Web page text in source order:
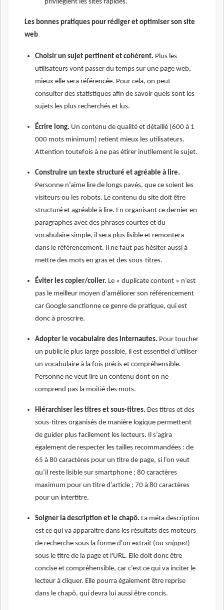
privilégient les sites rapides.
Les bonnes pratiques pour rédiger et optimiser son site
web
Choisir un sujet pertinent et cohérent. Plus les
utilisateurs vont passer du temps sur une page web,
mieux elle sera référencée. Pour cela, on peut
consulter des statistiques afin de savoir quels sont les
sujets les plus recherchés et lus.
Écrire long. Un contenu de qualité et détaillé (600 à 1
000 mots minimum) retient mieux les utilisateurs.
Attention toutefois à ne pas étirer inutilement le sujet.
Construire un texte structuré et agréable à lire.
Personne n’aime lire de longs pavés, que ce soient les
visiteurs ou les robots. Le contenu du site doit être
structuré et agréable à lire. En organisant ce dernier en
paragraphes avec des phrases courtes et du
vocabulaire simple, il sera plus lisible et remontera
dans le référencement. Il ne faut pas hésiter aussi à
mettre des mots en gras et des sous-titres.
Éviter les copier/coller. Le « duplicate content » n’est
pas le meilleur moyen d’améliorer son référencement
car Google sanctionne ce genre de pratique, qui est
donc à proscrire.
Adopter le vocabulaire des internautes. Pour toucher
un public le plus large possible, il est essentiel d’utiliser
un vocabulaire à la fois précis et compréhensible.
Personne ne veut lire un contenu dont on ne
comprend pas la moitié des mots.
Hiérarchiser les titres et sous-titres. Des titres et des
sous-titres organisés de manière logique permettent
de guider plus facilement les lecteurs. Il s’agira
également de respecter les tailles recommandées : de
65 à 80 caractères pour un titre de page, si l’on veut
qu’il reste lisible sur smartphone ; 80 caractères
maximum pour un titre d’article ; 70 à 80 caractères
pour un intertitre.
Soigner la description et le chapô. La méta description
est ce qui va apparaitre dans les résultats des moteurs
de recherche sous la forme d'un extrait (ou snippet)
sous le titre de la page et l'URL. Elle doit donc être
concise et compréhensible, car c’est ce qui va inciter le
lecteur à cliquer. Elle pourra également être reprise
dans le chapô, qui devra lui aussi être concis.